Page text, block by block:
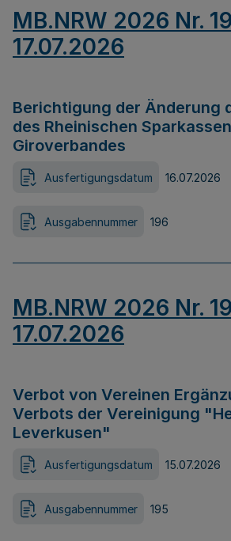
MB.NRW 2026 Nr.
17.07.2026
Berichtigung der Änderung
des Rheinischen
Giroverbandes
Ausfertigungsdatum 16.07.2026
Ausgabennummer 196
MB.NRW 2026 Nr.
17.07.2026
Verbot von Vereinen
Verbots der Vereinigung
Leverkusen"
Ausfertigungsdatum 15.07.2026
Ausgabennummer 195